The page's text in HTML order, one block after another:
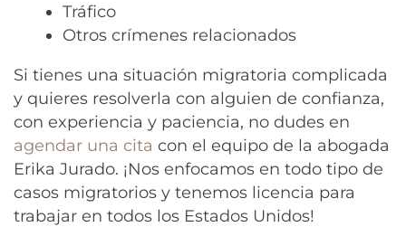
Tráfico
Otros crímenes relacionados
Si tienes una situación migratoria complicada
y quieres resolverla con alguien de confianza,
con experiencia y paciencia, no dudes en
agendar una cita con el equipo de la abogada
Erika Jurado. ¡Nos enfocamos en todo tipo de
casos migratorios y tenemos licencia para
trabajar en todos los Estados Unidos!